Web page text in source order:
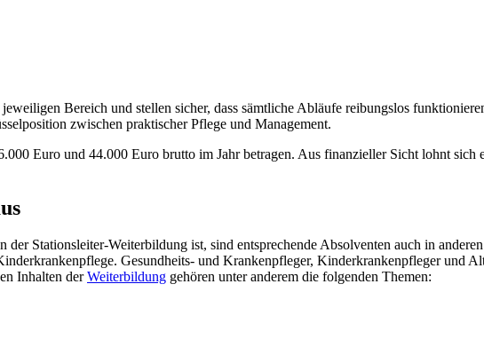
Bereich und stellen sicher, dass sämtliche Abläufe reibungslos
zwischen praktischer Pflege und Management.
Euro und 44.000 Euro brutto im Jahr betragen. Aus finanzieller Sicht lohnt sich
Stationsleiter-Weiterbildung ist, sind entsprechende Absolventen auch in
Gesundheits- und Krankenpfleger, Kinderkrankenpfleger und
Inhalten derWeiterbildung gehören unter anderem die folgenden Themen: